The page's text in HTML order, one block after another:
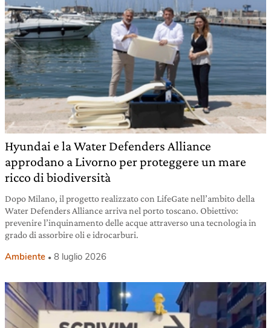
Hyundai e la Water Defenders Alliance
approdano a Livorno per proteggere un mare
ricco di biodiversità
Dopo Milano, il progetto realizzato con LifeGate nell’ambito della
Water Defenders Alliance arriva nel porto toscano. Obiettivo:
prevenire l’inquinamento delle acque attraverso una tecnologia in
grado di assorbire oli e idrocarburi.
Ambiente 8 luglio 2026